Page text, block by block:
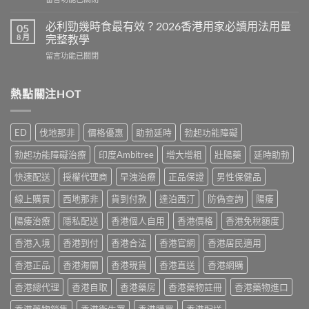
Cialis
見
副
用
說
安
全
服
用
指
南〉
中
真
相：
香
港
實
正
貨
購
買
指
南〉
中
印
度
威
而
價：
用
家
真
實
服
用
心
得
與
購
買
建
議〉
中
05
8 月
必利勁幾時食最有效？2026香港用家必讀用法用量
完整教學
在
勁
幾
食
最
有
效？
2026
香
港
用
家
必
讀
用
法
用
量
完
留言功能已關閉
熱點關注HOT
ED 伐地那非 價格優惠 助勃延時
勃起功能障礙
勃起功能障礙治療
印度Ambitree 增大增粗 壯陽藥
延時助勃
快速配送
授權代理商 早洩治療 正品保證
男性保健品
線上購買
西地那非 貨到付款 達泊西汀 防偽查詢
陽痿
陽痿治療
隱私配送 香港個人自用 香港價格
香港免稅額度
香港入境
香港到付 香港合法 香港官網
香港居民適用
香港正品
香港海關 香港現貨 香港直送
香港網購
香港總代理
香港自取 香港藥房 香港藥物註冊
香港藥物進口